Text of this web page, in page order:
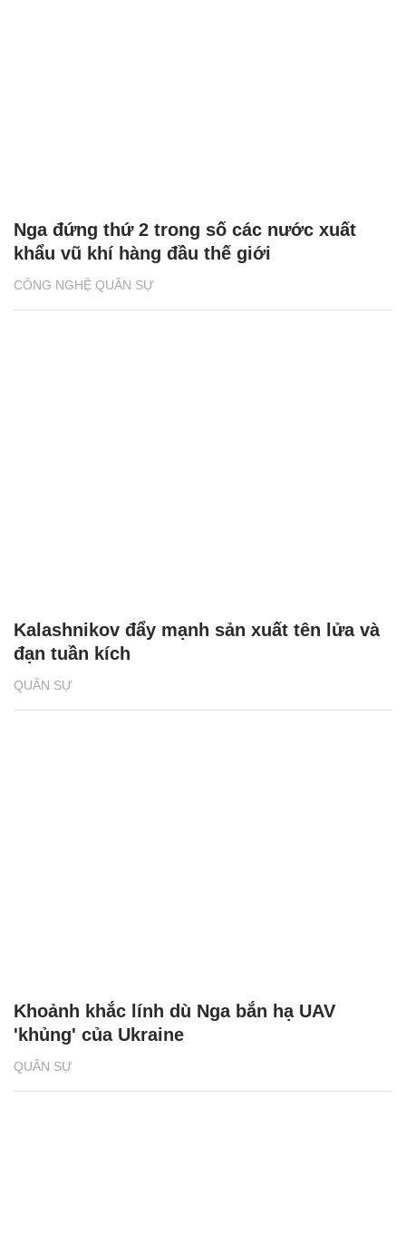
CÔNG NGHỆ QUÂN SỰ
Nga đứng thứ 2 trong số các nước xuất
khẩu vũ khí hàng đầu thế giới
QUÂN SỰ
Kalashnikov đẩy mạnh sản xuất tên lửa và
đạn tuần kích
QUÂN SỰ
Khoảnh khắc lính dù Nga bắn hạ UAV
'khủng' của Ukraine